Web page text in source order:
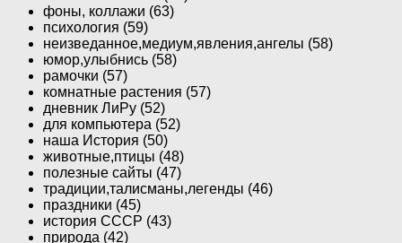
фоны, коллажи (63)
психология (59)
неизведанное,медиум,явления,ангелы (58)
юмор,улыбнись (58)
рамочки (57)
комнатные растения (57)
дневник ЛиРу (52)
для компьютера (52)
наша История (50)
животные,птицы (48)
полезные сайты (47)
традиции,талисманы,легенды (46)
праздники (45)
история СССР (43)
природа (42)